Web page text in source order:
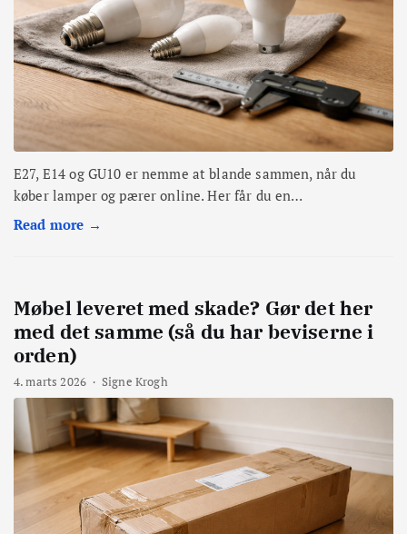
E27, E14 og GU10 er nemme at blande sammen, når du
køber lamper og pærer online. Her får du en…
Read more →
Møbel leveret med skade? Gør det her
med det samme (så du har beviserne i
orden)
4. marts 2026 · Signe Krogh